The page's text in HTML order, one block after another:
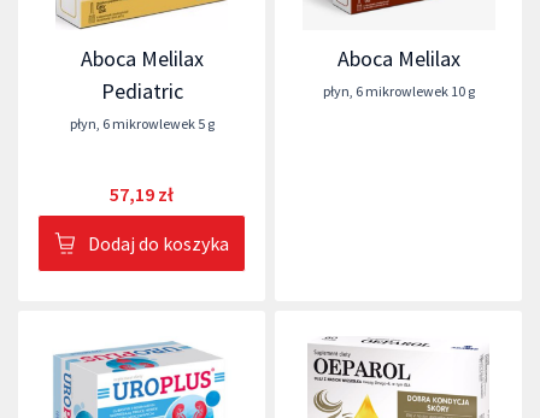
Aboca Melilax
Pediatric
płyn, 6 mikrowlewek 5 g
57,19 zł
Dodaj do koszyka
Aboca Melilax
płyn, 6 mikrowlewek 10 g